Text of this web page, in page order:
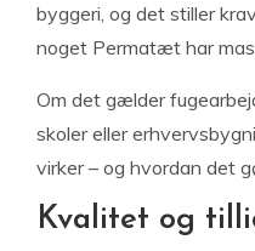
byggeri, og det stiller
noget Permatæt har
Om det gælder
skoler eller
virker – og hvordan det
Kvalitet og